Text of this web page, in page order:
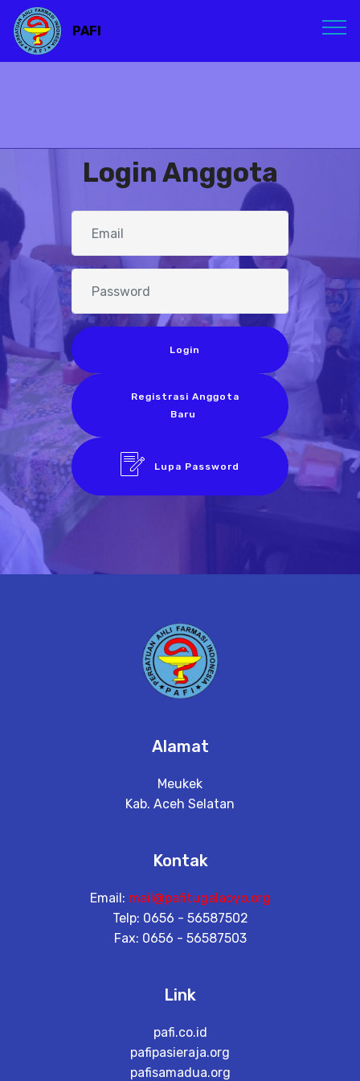
PAFI
Login Anggota
Login
Registrasi Anggota
Baru
Lupa Password
Alamat
Meukek
Kab. Aceh Selatan
Kontak
Email: mail@pafitugalaoyo.org
Telp: 0656 - 56587502
Fax: 0656 - 56587503
Link
pafi.co.id
pafipasieraja.org
pafisamadua.org